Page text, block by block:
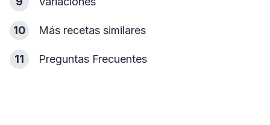
10 Más recetas similares
11 Preguntas Frecuentes